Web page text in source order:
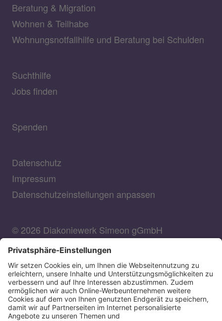
Beratung & Migration
Wohnen & Teilhabe
Wohnungsnotfallhilfe und Beratung bei Schulden
Suchthilfe
Jobs finden
Spenden
Datenschutz
Impressum
Datenschutzeinstellungen anpassen
© 2026 Diakoniewerk Simeon gGmbH